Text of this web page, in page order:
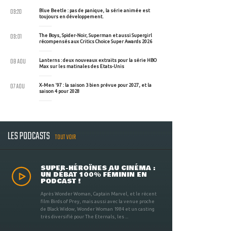
Blue Beetle : pas de panique, la série animée est
toujours en développement.
09:20
The Boys, Spider-Noir, Superman et aussi Supergirl
récompensés aux Critics Choice Super Awards 2026
09:01
Lanterns : deux nouveaux extraits pour la série HBO
Max sur les matinales des Etats-Unis
08 AOU
X-Men '97 : la saison 3 bien prévue pour 2027, et la
saison 4 pour 2028
07 AOU
LES PODCASTS TOUT VOIR
SUPER-HÉROÏNES AU CINÉMA :
UN DÉBAT 100% FÉMININ EN
PODCAST !
Après Wonder Woman, Captain Marvel, et le récent
film Birds of Prey, mais aussi avec la venue proche
de Black Widow, Wonder Woman 1984 et un casting
très diversifié pour The Eternals, les ...